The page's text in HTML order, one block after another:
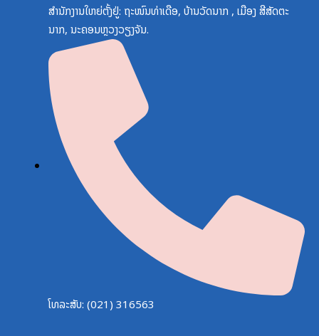
ສຳນັກງານໃຫຍ່ຕັ້ງຢູ່: ຖະໜົນທ່າເດືອ, ບ້ານວັດນາກ , ເມືອງ ສີສັດຕະ
ນາກ, ນະຄອນຫຼວງວຽງຈັນ.
ໂທລະສັບ: (021) 316563